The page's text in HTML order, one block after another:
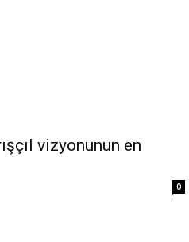
vizyonunun en
0